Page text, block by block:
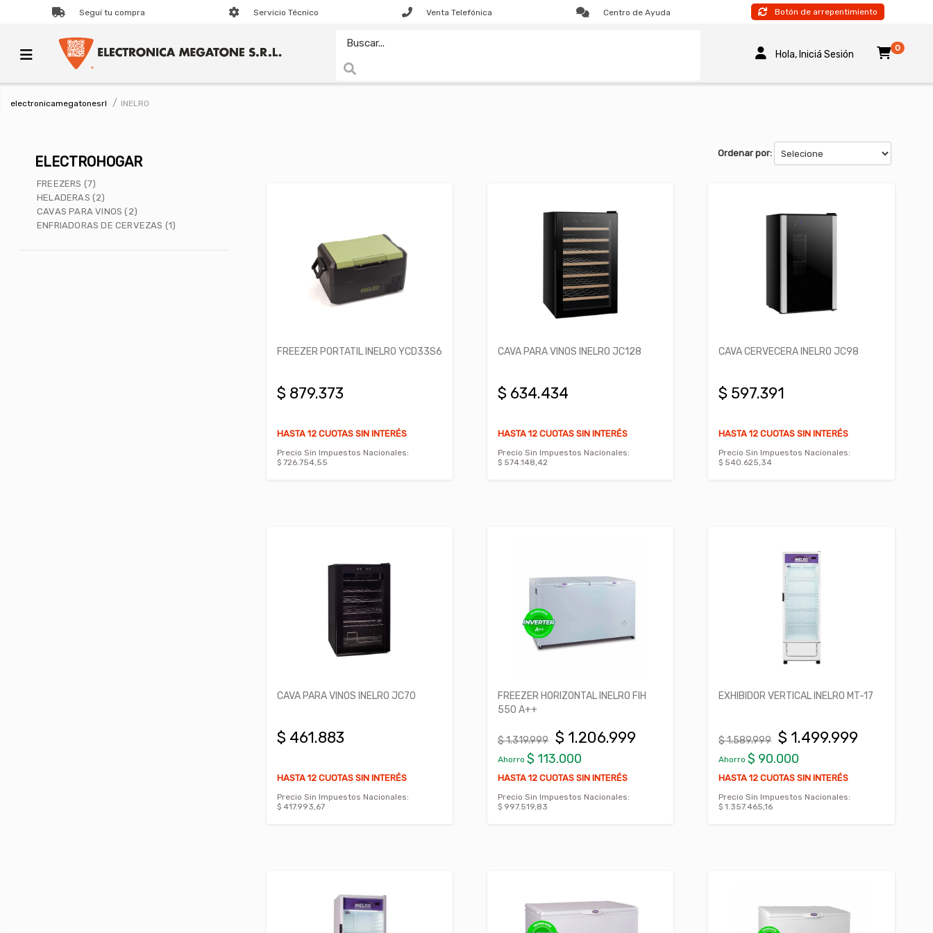
Seguí tu compra Servicio Técnico Venta Telefónica Centro de Ayuda Botón de arrepentimiento
Hola, Iniciá Sesión
0
electronicamegatonesrl INELRO
ELECTROHOGAR
FREEZERS (7)
HELADERAS (2)
CAVAS PARA VINOS (2)
ENFRIADORAS DE CERVEZAS (1)
Ordenar por:
FREEZER PORTATIL INELRO YCD33S6
$ 879.373
HASTA 12 CUOTAS SIN INTERÉS
Precio Sin Impuestos Nacionales:
$ 726.754,55
CAVA PARA VINOS INELRO JC128
$ 634.434
HASTA 12 CUOTAS SIN INTERÉS
Precio Sin Impuestos Nacionales:
$ 574.148,42
CAVA CERVECERA INELRO JC98
$ 597.391
HASTA 12 CUOTAS SIN INTERÉS
Precio Sin Impuestos Nacionales:
$ 540.625,34
CAVA PARA VINOS INELRO JC70
$ 461.883
HASTA 12 CUOTAS SIN INTERÉS
Precio Sin Impuestos Nacionales:
$ 417.993,67
FREEZER HORIZONTAL INELRO FIH
550 A++
$ 1.319.999 $ 1.206.999
Ahorro $ 113.000
HASTA 12 CUOTAS SIN INTERÉS
Precio Sin Impuestos Nacionales:
$ 997.519,83
EXHIBIDOR VERTICAL INELRO MT-17
$ 1.589.999 $ 1.499.999
Ahorro$ 90.000
HASTA 12 CUOTAS SIN INTERÉS
Precio Sin Impuestos Nacionales:
$ 1.357.465,16